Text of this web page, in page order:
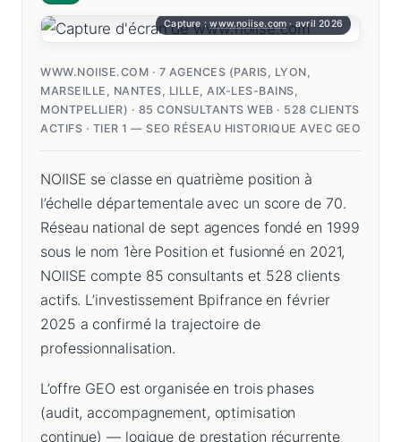
Capture :www.noiise.com · avril 2026
WWW.NOIISE.COM · 7 AGENCES (PARIS, LYON,
MARSEILLE, NANTES, LILLE, AIX-LES-BAINS,
MONTPELLIER) · 85 CONSULTANTS WEB · 528 CLIENTS
ACTIFS · TIER 1 — SEO RÉSEAU HISTORIQUE AVEC GEO
NOIISE se classe en quatrième position à
l’échelle départementale avec un score de 70.
Réseau national de sept agences fondé en 1999
sous le nom 1ère Position et fusionné en 2021,
NOIISE compte 85 consultants et 528 clients
actifs. L’investissement Bpifrance en février
2025 a confirmé la trajectoire de
professionnalisation.
L’offre GEO est organisée en trois phases
(audit, accompagnement, optimisation
continue) — logique de prestation récurrente